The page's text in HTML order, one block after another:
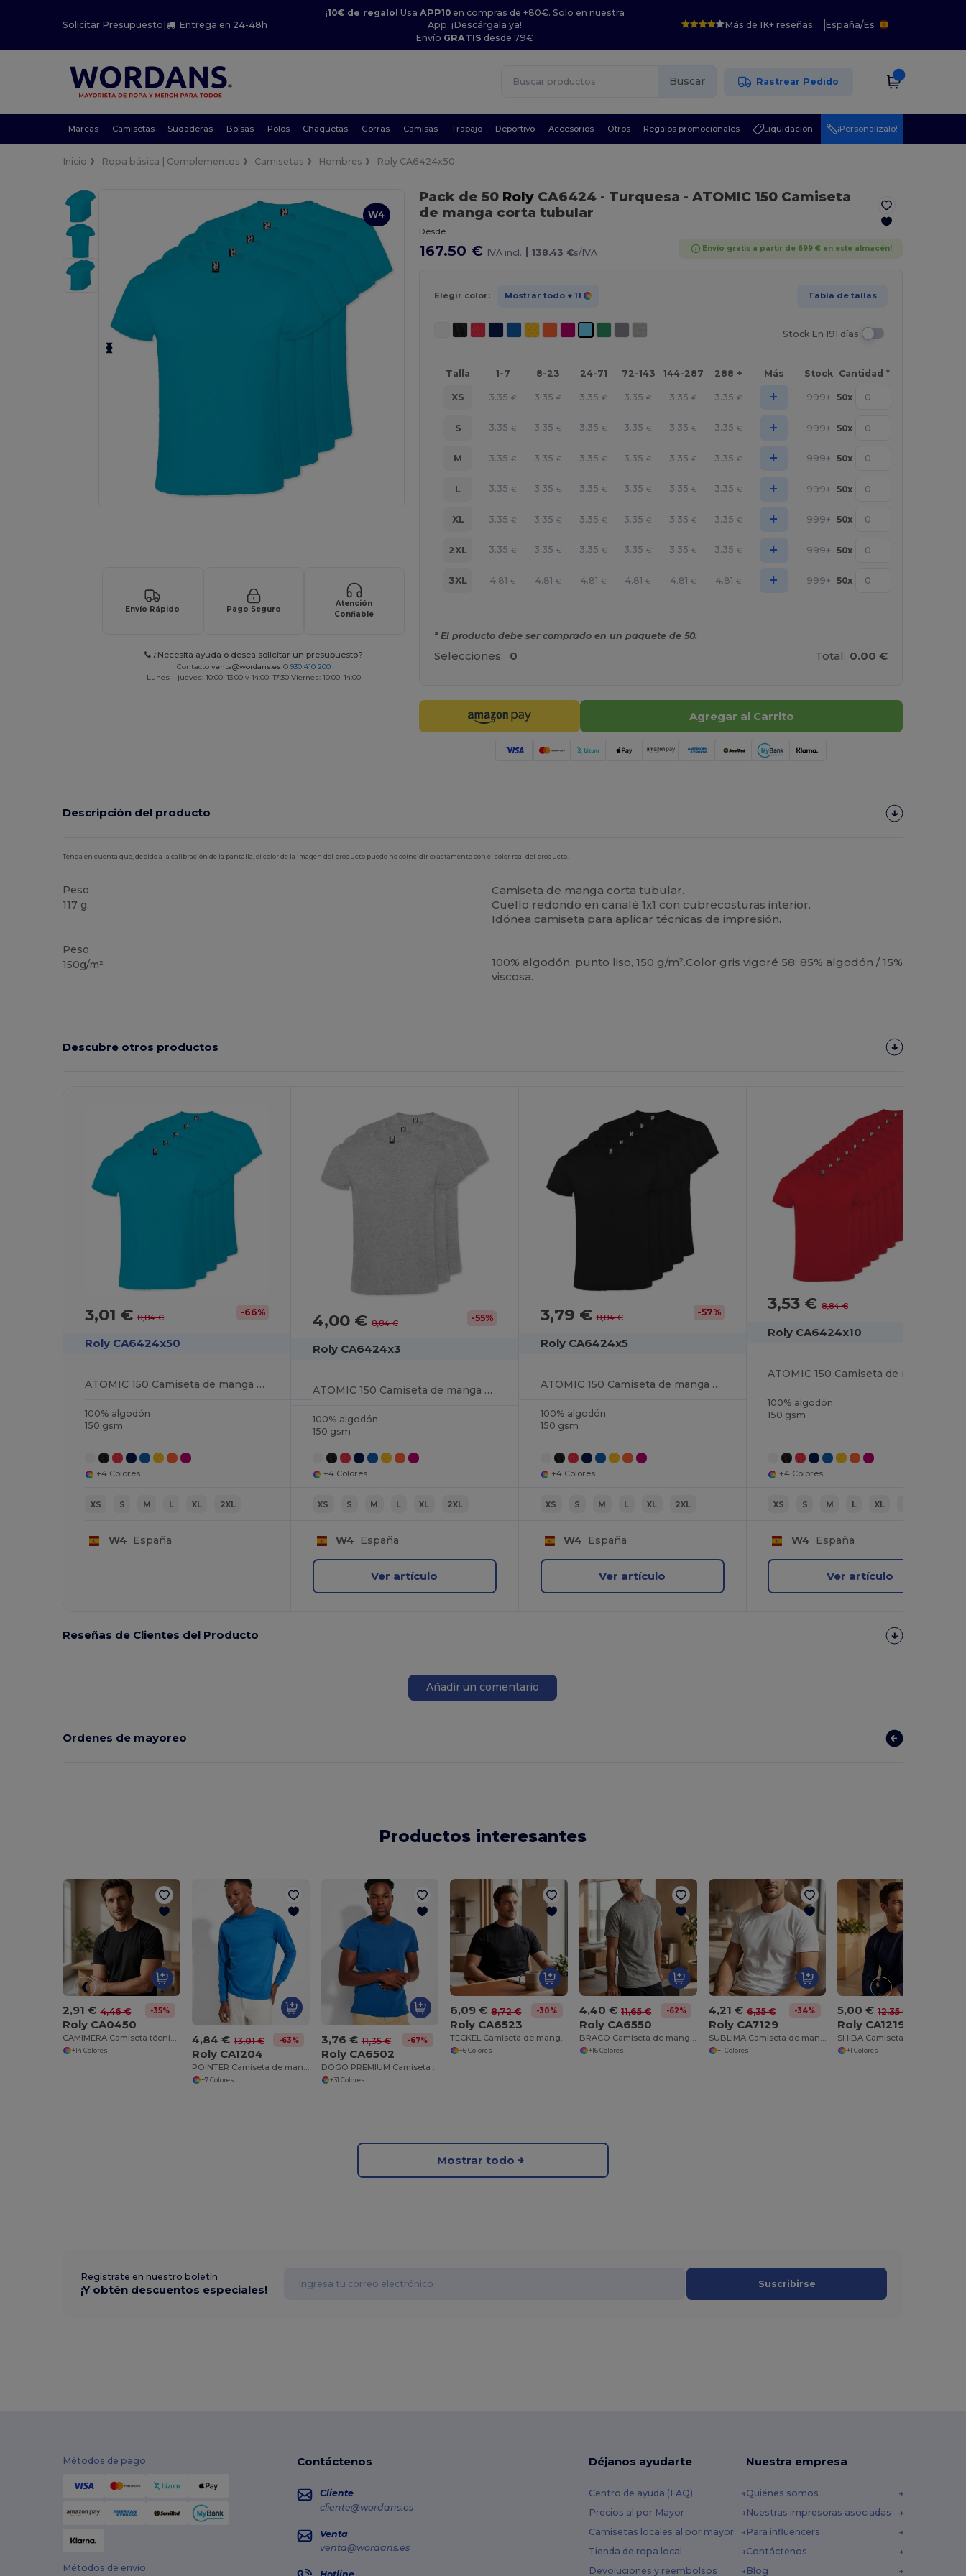
Solicitar Presupuesto | Entrega en 24-48h
¡10€ de regalo! Usa APP10en compras de +80€. Solo en nuestra
App. ¡Descárgala ya!
Envío GRATIS desde 79€
Más de 1K+ reseñas. España/Es
Buscar Rastrear Pedido
Marcas Camisetas Sudaderas Bolsas Polos Chaquetas Gorras Camisas Trabajo Deportivo Accesorios Otros Regalos promocionales Liquidación ¡Personalízalo!
Inicio Ropa básica | Complementos Camisetas Hombres Roly CA6424x50
W4
Envío Rápido Pago Seguro
Atención
Confiable
¿Necesita ayuda o desea solicitar un presupuesto?
Contacto venta@wordans.es O 930 410 200
Lunes – jueves: 10:00–13:00 y 14:00–17:30 Viernes: 10:00–14:00
Pack de 50 RolyCA6424 - Turquesa - ATOMIC 150 Camiseta
de manga corta tubular
Desde
167.50 € IVA incl. | 138.43 €s/IVA Envío gratis a partir de 699 € en este almacén!
Elegir color: Mostrar todo + 11 Tabla de tallas
Stock En 191 días
Talla 1-7 8-23 24-71 72-143 144-287 288 + Más Stock Cantidad *
XS 3.35 € 3.35 € 3.35 € 3.35 € 3.35 € 3.35 € + 999+ 50x
S 3.35 € 3.35 € 3.35 € 3.35 € 3.35 € 3.35 € + 999+ 50x
M 3.35 € 3.35 € 3.35 € 3.35 € 3.35 € 3.35 € + 999+ 50x
L 3.35 € 3.35 € 3.35 € 3.35 € 3.35 € 3.35 € + 999+ 50x
XL 3.35 € 3.35 € 3.35 € 3.35 € 3.35 € 3.35 € + 999+ 50x
2XL 3.35 € 3.35 € 3.35 € 3.35 € 3.35 € 3.35 € + 999+ 50x
3XL 4.81 € 4.81 € 4.81 € 4.81 € 4.81 € 4.81 € + 999+ 50x
* El producto debe ser comprado en un paquete de 50.
Selecciones: 0 Total: 0.00 €
Agregar al Carrito
Descripción del producto
Tenga en cuenta que, debido a la calibración de la pantalla, el color de la imagen del producto puede no coincidir exactamente con el color real del producto.
Peso
117 g.
Peso
150g/m²
Camiseta de manga corta tubular.
Cuello redondo en canalé 1x1 con cubrecosturas interior.
Idónea camiseta para aplicar técnicas de impresión.
100% algodón, punto liso, 150 g/m².Color gris vigoré 58: 85% algodón / 15%
viscosa.
Descubre otros productos
3,01 €8,84 € -66%
Roly CA6424x50
ATOMIC 150 Camiseta de manga corta tubular
100% algodón
150 gsm
+4 Colores
XS S M L XL 2XL
W4 España
4,00 € 8,84 € -55%
Roly CA6424x3
ATOMIC 150 Camiseta de manga corta tubular
100% algodón
150 gsm
+4 Colores
XS S M L XL 2XL
W4 España
Ver artículo
3,79 €8,84 € -57%
Roly CA6424x5
ATOMIC 150 Camiseta de manga corta tubular
100% algodón
150 gsm
+4 Colores
XS S M L XL 2XL
W4 España
Ver artículo
3,53 €8,84 €
Roly CA6424x10
100% algodón
150 gsm
+4 Colores
XS S M L XL
W4 España
Ver artículo
Reseñas de Clientes del Producto
Añadir un comentario
Ordenes de mayoreo
Productos interesantes
2,91 € 4,46 € -35%
Roly CA0450
CAMIMERA Camiseta técnica de manga corta con cuello redondo
+14 Colores
4,84 € 13,01 € -63%
Roly CA1204
POINTER Camiseta de manga larga
+7 Colores
3,76 € 11,35 € -67%
Roly CA6502
DOGO PREMIUM Camiseta de manga corta
+31 Colores
6,09 € 8,72 € -30%
Roly CA6523
TECKEL Camiseta de manga corta y cuello redondo de 4 capas
+6 Colores
4,40 € 11,65 € -62%
Roly CA6550
BRACO Camiseta de manga corta
+16 Colores
4,21 € 6,35 € -34%
Roly CA7129
SUBLIMA Camiseta de manga corta con cuello redondo ribeteado en el mismo tejido y costuras laterales
+1 Colores
5,00 € 12,35 €
Roly CA1219
+1 Colores
Mostrar todo
Regístrate en nuestro boletín
¡Y obtén descuentos especiales! Suscribirse
Métodos de pago
Métodos de envío
Contáctenos
Cliente
cliente@wordans.es
Venta
venta@wordans.es
Déjanos ayudarte
Centro de ayuda (FAQ)
Precios al por Mayor
Camisetas locales al por mayor
Tienda de ropa local
Devoluciones y reembolsos
Nuestra empresa
Quiénes somos
Nuestras impresoras asociadas
Para influencers
Contáctenos
Blog